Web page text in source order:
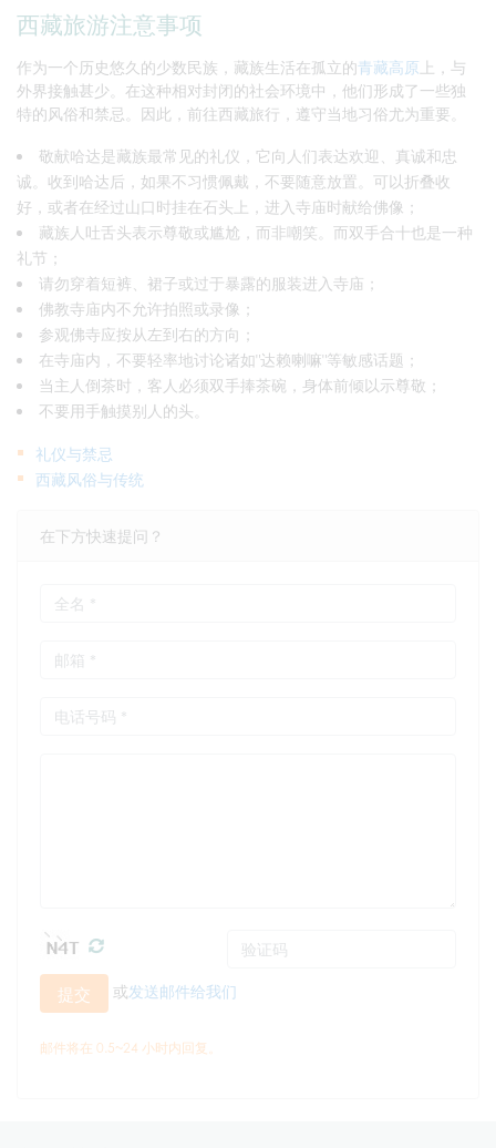
西藏旅游注意事项
作为一个历史悠久的少数民族，藏族生活在孤立的青藏高原 上，与
外界接触甚少。在这种相对封闭的社会环境中，他们形成了一些独
特的风俗和禁忌。因此，前往西藏旅行，遵守当地习俗尤为重要。
敬献哈达是藏族最常见的礼仪，它向人们表达欢迎、真诚和忠
诚。收到哈达后，如果不习惯佩戴，不要随意放置。可以折叠收
好，或者在经过山口时挂在石头上，进入寺庙时献给佛像；
藏族人吐舌头表示尊敬或尴尬，而非嘲笑。而双手合十也是一种
礼节；
请勿穿着短裤、裙子或过于暴露的服装进入寺庙；
佛教寺庙内不允许拍照或录像；
参观佛寺应按从左到右的方向；
在寺庙内，不要轻率地讨论诸如"达赖喇嘛"等敏感话题；
当主人倒茶时，客人必须双手捧茶碗，身体前倾以示尊敬；
不要用手触摸别人的头。
礼仪与禁忌
西藏风俗与传统
在下方快速提问？
提交 或发送邮件给我们
邮件将在 0.5~24 小时内回复。